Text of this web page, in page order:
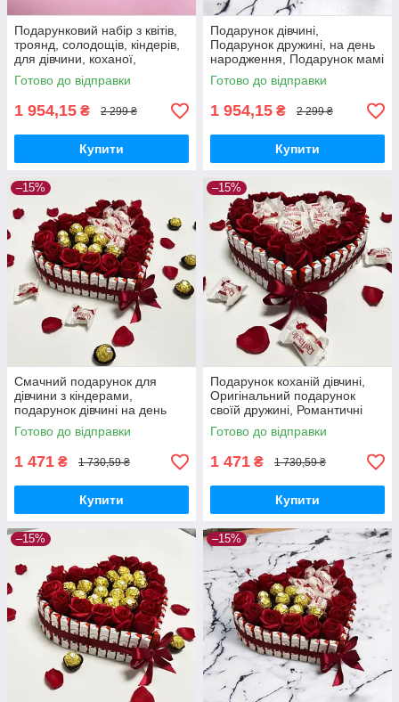
Подарунковий набір з квітів,
троянд, солодощів, кіндерів,
для дівчини, коханої,
дружини на день народження
Готово до відправки
1 954,15 ₴ 2 299 ₴
Купити
Подарунок дівчині,
Подарунок дружині, на день
народження, Подарунок мамі
на день народження, подрузі,
сестрі, доньці
Готово до відправки
1 954,15 ₴ 2 299 ₴
Купити
–15%
Смачний подарунок для
дівчини з кіндерами,
подарунок дівчині на день
народження, коханій, дочці
солодкий подарунковий
Готово до відправки
1 471 ₴ 1 730,59 ₴
Купити
–15%
Подарунок коханій дівчині,
Оригінальний подарунок
своїй дружині, Романтичні
подарунки дівчині, Солодкі
подарункові бокси
Готово до відправки
1 471 ₴ 1 730,59 ₴
Купити
–15% –15%